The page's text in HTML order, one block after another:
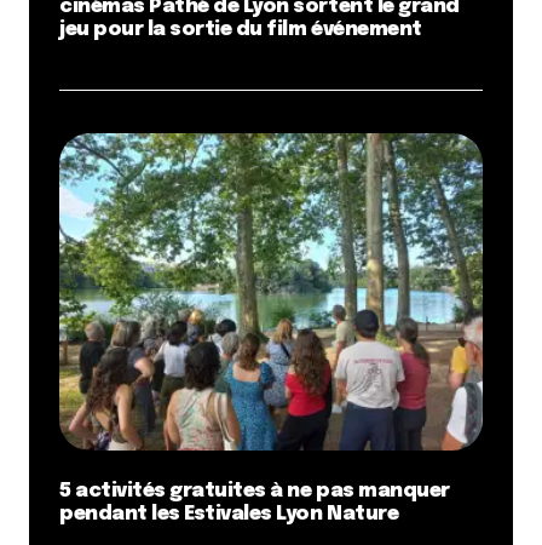
cinémas Pathé de Lyon sortent le grand
jeu pour la sortie du film événement
5 activités gratuites à ne pas manquer
pendant les Estivales Lyon Nature